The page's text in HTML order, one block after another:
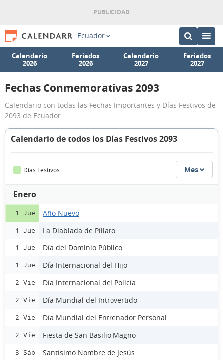
Ecuador
Calendario
2026
Feriados
2026
Calendario
2027
Feriados
2027
Fechas Conmemorativas 2093
Calendario con todas las Fechas Importantes y Días Festivos de
2093 de Ecuador.
Calendario de todos los Días Festivos 2093
Días Festivos Mes
Enero
1 Jue Año Nuevo
1 Jue La Diablada de Píllaro
1 Jue Día del Dominio Público
1 Jue Día Internacional del Hijo
2 Vie Día Internacional del Policía
2 Vie Día Mundial del Introvertido
2 Vie Día Mundial del Entrenador Personal
2 Vie Fiesta de San Basilio Magno
3 Sáb Santísimo Nombre de Jesús